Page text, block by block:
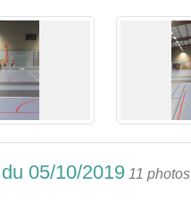
05/10/2019 11 photos